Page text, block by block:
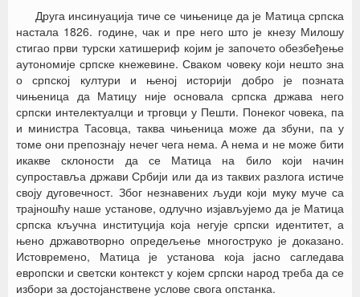
Друга инсинуација тиче се чињенице да је Матица српска
настала 1826. године, чак и пре него што је кнезу Милошу
стигао први турски хатишериф којим је започето обезбеђење
аутономије српске кнежевине. Сваком човеку који нешто зна
о српској култури и њеној историји добро је позната
чињеница да Матицу није основала српска држава него
српски интелектуалци и трговци у Пешти. Понеког човека, па
и министра Тасовца, таква чињеница може да збуни, па у
томе они препознају нечег чега нема. А нема и не може бити
икакве склоности да се Матица на било који начин
супроставља држави Србији или да из таквих разлога истиче
своју дуговечност. Због незнавених људи који муку муче са
трајношћу наше установе, одлучно изјављујемо да је Матица
српска кључна институција која негује српски идентитет, а
њено државотворно опредељење многоструко је доказано.
Истовремено, Матица је установа која јасно сагледава
европски и светски контекст у којем српски народ треба да се
избори за достојанствене услове свога опстанка.